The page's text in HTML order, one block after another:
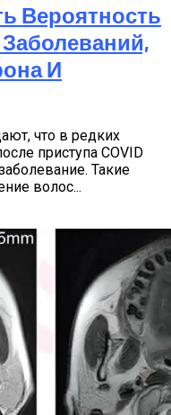
Вероятность
И
что в редких
приступа COVID
Такие
волос...